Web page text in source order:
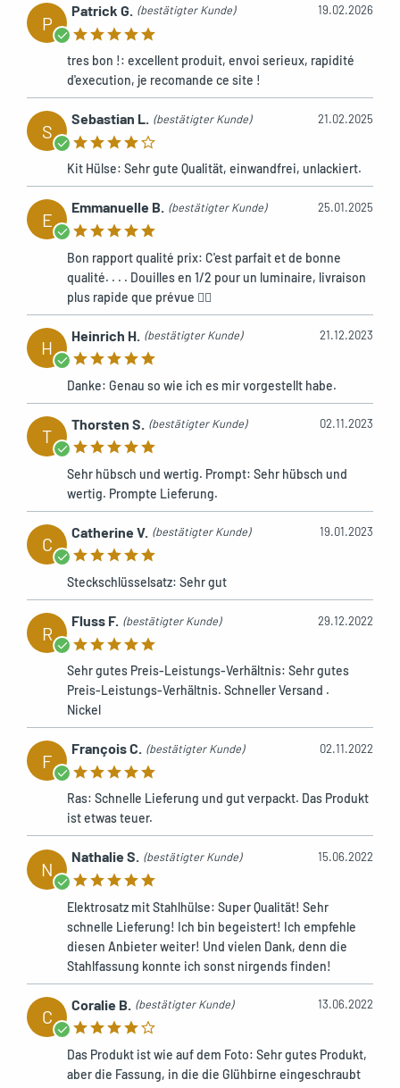
P
Patrick G. (bestätigter Kunde) 19.02.2026
tres bon !: excellent produit, envoi serieux, rapidité
d'execution, je recomande ce site !
S
Sebastian L. (bestätigter Kunde) 21.02.2025
Kit Hülse: Sehr gute Qualität, einwandfrei, unlackiert.
E
Emmanuelle B. (bestätigter Kunde) 25.01.2025
Bon rapport qualité prix: C'est parfait et de bonne
qualité. . . . Douilles en 1/2 pour un luminaire, livraison
plus rapide que prévue 👌🏻
H
Heinrich H. (bestätigter Kunde) 21.12.2023
Danke: Genau so wie ich es mir vorgestellt habe.
T
Thorsten S. (bestätigter Kunde) 02.11.2023
Sehr hübsch und wertig. Prompt: Sehr hübsch und
wertig. Prompte Lieferung.
C
Catherine V. (bestätigter Kunde) 19.01.2023
Steckschlüsselsatz: Sehr gut
R
Fluss F. (bestätigter Kunde) 29.12.2022
Sehr gutes Preis-Leistungs-Verhältnis: Sehr gutes
Preis-Leistungs-Verhältnis. Schneller Versand .
Nickel
F
François C. (bestätigter Kunde) 02.11.2022
Ras: Schnelle Lieferung und gut verpackt. Das Produkt
ist etwas teuer.
N
Nathalie S. (bestätigter Kunde) 15.06.2022
Elektrosatz mit Stahlhülse: Super Qualität! Sehr
schnelle Lieferung! Ich bin begeistert! Ich empfehle
diesen Anbieter weiter! Und vielen Dank, denn die
Stahlfassung konnte ich sonst nirgends finden!
C
Coralie B. (bestätigter Kunde) 13.06.2022
Das Produkt ist wie auf dem Foto: Sehr gutes Produkt,
aber die Fassung, in die die Glühbirne eingeschraubt